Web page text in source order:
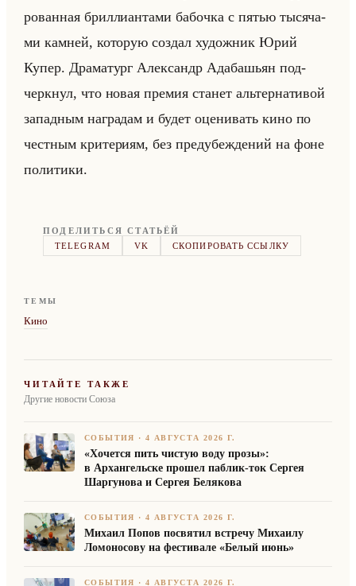
ро­ван­ная брил­ли­ан­та­ми ба­боч­ка с пятью ты­ся­ча­
ми кам­ней, ко­то­рую со­здал ху­дож­ник Юрий
Купер. Дра­ма­тург Алек­сандр Адаб­ашьян под­
черк­нул, что новая пре­мия ста­нет альтер­на­ти­вой
за­пад­ным на­гра­дам и будет оце­ни­вать кино по
чест­ным кри­те­ри­ям, без предубеж­де­ний на фоне
по­ли­ти­ки.
ПОДЕЛИТЬСЯ СТАТЬЁЙ
TELEGRAM
VK СКОПИРОВАТЬ ССЫЛКУ
ТЕМЫ
Кино
ЧИТАЙТЕ ТАКЖЕ
Другие новости Союза
СОБЫТИЯ ·4 АВГУСТА 2026 Г.
«Хочется пить чистую воду прозы»:
в Архангельске прошел паблик-ток Сергея
Шаргунова и Сергея Белякова
СОБЫТИЯ ·4 АВГУСТА 2026 Г.
Михаил Попов посвятил встречу Михаилу
Ломоносову на фестивале «Белый июнь»
СОБЫТИЯ ·4 АВГУСТА 2026 Г.